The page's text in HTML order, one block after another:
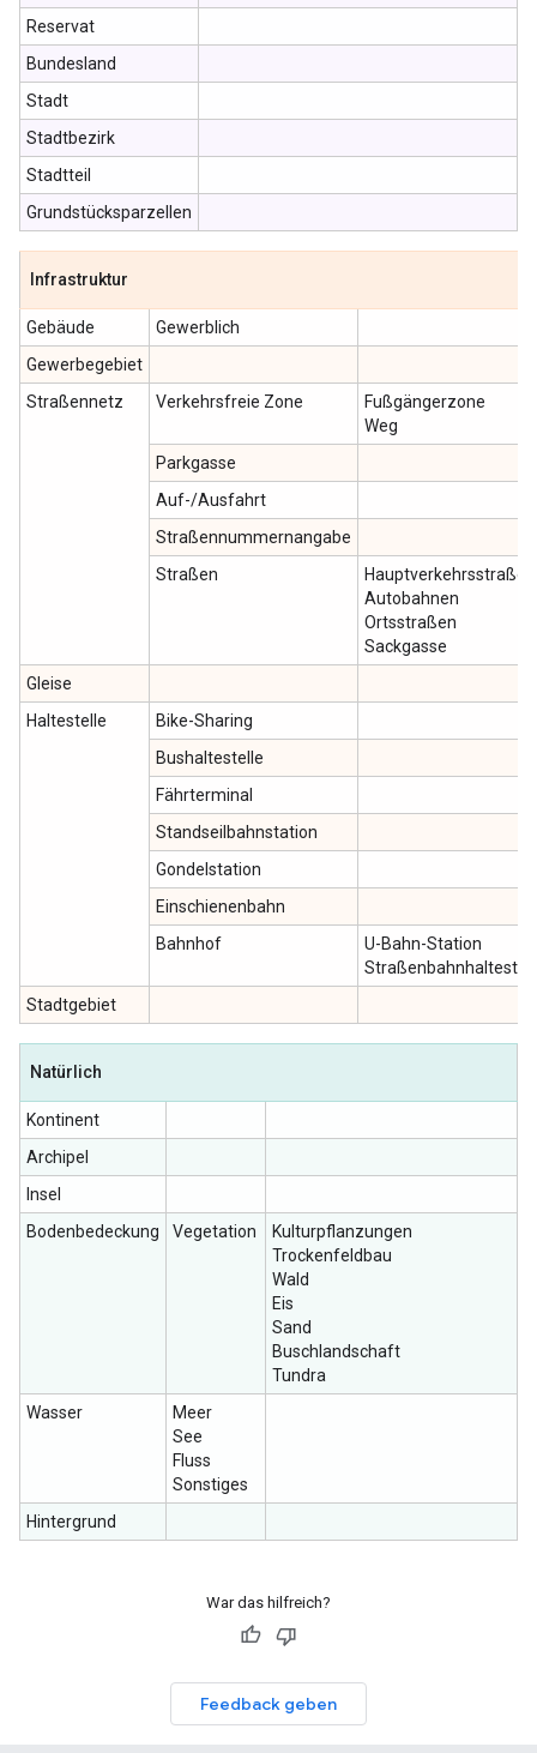
Reservat
Bundesland
Stadt
Stadtbezirk
Stadtteil
Grundstücksparzellen
Infrastruktur
Gebäude
Gewerblich
Gewerbegebiet
Straßennetz
Verkehrsfreie Zone
Fußgängerzone
Weg
Parkgasse
Auf-/Ausfahrt
Straßennummernangabe
Straßen
Hauptverkehrsstraßen
Autobahnen
Ortsstraßen
Sackgasse
Gleise
Haltestelle
Bike-Sharing
Bushaltestelle
Fährterminal
Standseilbahnstation
Gondelstation
Einschienenbahn
Bahnhof
U-Bahn-Station
Stadtgebiet
Natürlich
Kontinent
Archipel
Insel
Bodenbedeckung
Vegetation
Kulturpflanzungen
Trockenfeldbau
Wald
Eis
Sand
Buschlandschaft
Tundra
Wasser
Meer
See
Fluss
Sonstiges
Hintergrund
War das hilfreich?
Feedback geben